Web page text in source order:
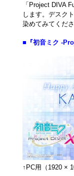
「Project DIVA
します。デスク
染めてみてくださ
■『初音ミク -
↑PC用（1920 ×